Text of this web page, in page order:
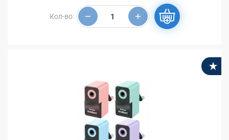
Кол-во: